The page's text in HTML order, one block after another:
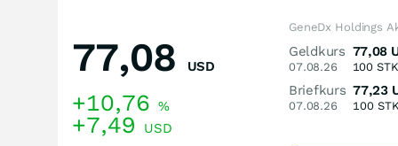
77,08 USD
+10,76 %
+7,49 USD
GeneDx Holdings
Geldkurs
07.08.26
77,08
100 STK
Briefkurs
07.08.26
77,23
100